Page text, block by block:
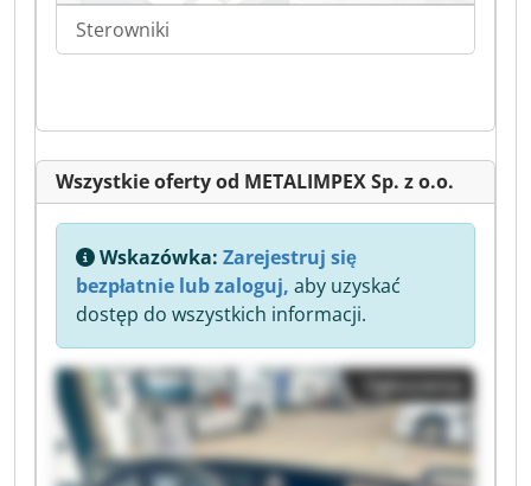
Sterowniki
Wszystkie oferty od METALIMPEX Sp. z o.o.
Wskazówka: Zarejestruj się
bezpłatnie lub zaloguj, aby uzyskać
dostęp do wszystkich informacji.
Ogłoszenia